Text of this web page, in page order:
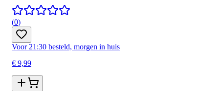
(0)
Voor 21:30 besteld, morgen in huis
€ 9,99